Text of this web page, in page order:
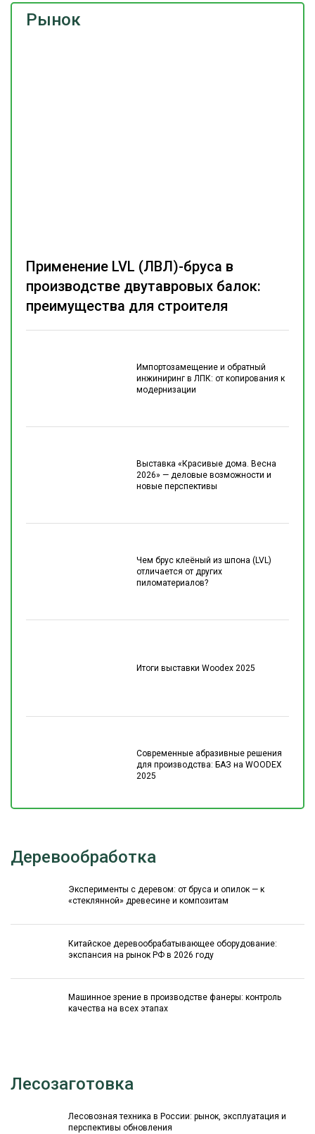
Рынок
Импортозамещение и обратный
инжиниринг в ЛПК: от копирования к
модернизации
Выставка «Красивые дома. Весна
2026» — деловые возможности и
новые перспективы
Чем брус клеёный из шпона (LVL)
отличается от других
пиломатериалов?
Итоги выставки Woodex 2025
Современные абразивные решения
для производства: БАЗ на WOODEX
2025
Применение LVL (ЛВЛ)-бруса в
производстве двутавровых балок:
преимущества для строителя
Деревообработка
Эксперименты с деревом: от бруса и опилок — к
«стеклянной» древесине и композитам
Китайское деревообрабатывающее оборудование:
экспансия на рынок РФ в 2026 году
Машинное зрение в производстве фанеры: контроль
качества на всех этапах
Лесозаготовка
Лесовозная техника в России: рынок, эксплуатация и
перспективы обновления